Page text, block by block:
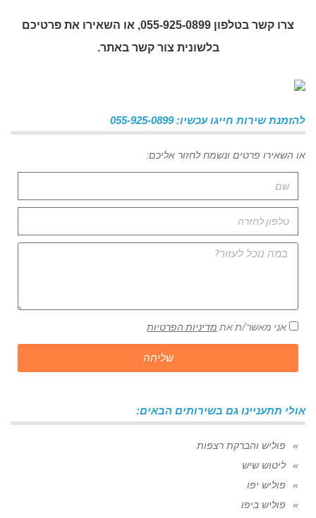
צרו קשר בטלפון 055-925-0899, או השאירו את פרטיכם
בלשונית צור קשר באתר.
להזמנת שירות חייגו עכשיו: 055-925-0899
או השאירו פרטים ונשמח לחזור אליכם:
אני מאשר/ת את מדיניות הפרטיות
שליחה
אולי תתעניינו גם בשירותים הבאים:
פוליש והברקת רצפות
ליטוש שיש
פוליש יפו
פוליש ביפו